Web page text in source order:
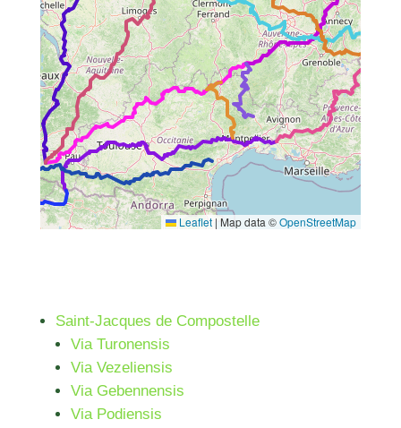
Leaflet | Map data ©OpenStreetMap
Saint-Jacques de Compostelle
Via Turonensis
Via Vezeliensis
Via Gebennensis
Via Podiensis